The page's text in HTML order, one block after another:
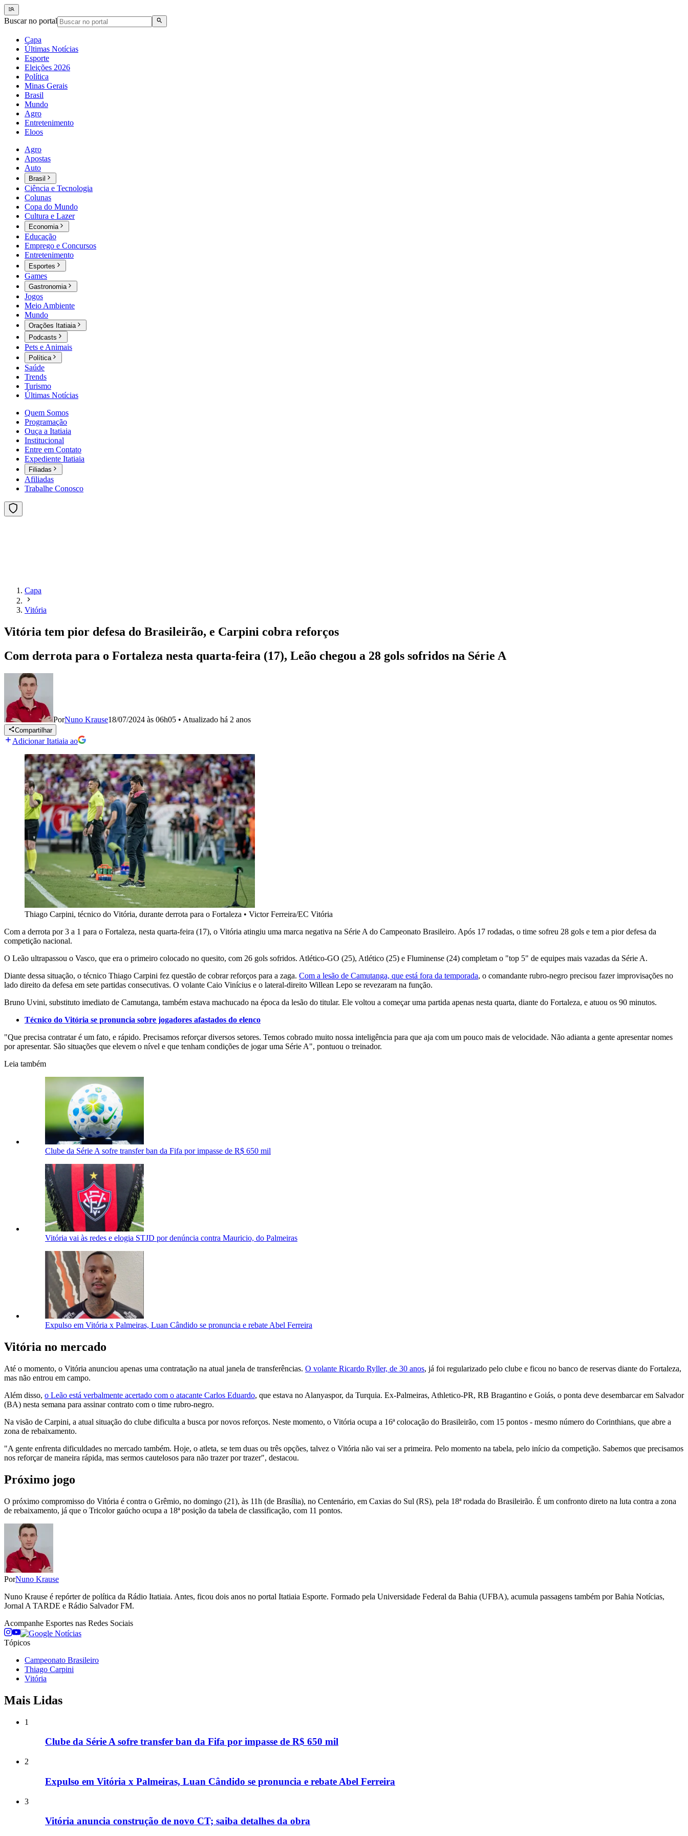
Buscar no portal
Capa
Últimas Notícias
Esporte
Eleições 2026
Política
Minas Gerais
Brasil
Mundo
Agro
Entretenimento
Eloos
Agro
Apostas
Auto
Brasil
Ciência e Tecnologia
Colunas
Copa do Mundo
Cultura e Lazer
Economia
Educação
Emprego e Concursos
Entretenimento
Esportes
Games
Gastronomia
Jogos
Meio Ambiente
Mundo
Orações Itatiaia
Podcasts
Pets e Animais
Política
Saúde
Trends
Turismo
Últimas Notícias
Quem Somos
Programação
Ouça a Itatiaia
Institucional
Entre em Contato
Expediente Itatiaia
Filiadas
Afiliadas
Trabalhe Conosco
Capa
Vitória
Vitória tem pior defesa do Brasileirão, e Carpini cobra reforços
Com derrota para o Fortaleza nesta quarta-feira (17), Leão chegou a 28 gols sofridos na Série A
PorNuno Krause18/07/2024 às 06h05 • Atualizado há 2 anos
Compartilhar
Adicionar Itatiaia ao
Thiago Carpini, técnico do Vitória, durante derrota para o Fortaleza • Victor Ferreira/EC Vitória
Com a derrota por 3 a 1 para o Fortaleza, nesta quarta-feira (17), o Vitória atingiu uma marca negativa na Série A do Campeonato Brasileiro. Após 17 rodadas, o time sofreu 28 gols e tem a pior defesa da
competição nacional.
O Leão ultrapassou o Vasco, que era o primeiro colocado no quesito, com 26 gols sofridos. Atlético-GO (25), Atlético (25) e Fluminense (24) completam o "top 5" de equipes mais vazadas da Série A.
Diante dessa situação, o técnico Thiago Carpini fez questão de cobrar reforços para a zaga. Com a lesão de Camutanga, que está fora da temporada, o comandante rubro-negro precisou fazer improvisações no
lado direito da defesa em sete partidas consecutivas. O volante Caio Vinícius e o lateral-direito Willean Lepo se revezaram na função.
Bruno Uvini, substituto imediato de Camutanga, também estava machucado na época da lesão do titular. Ele voltou a começar uma partida apenas nesta quarta, diante do Fortaleza, e atuou os 90 minutos.
Técnico do Vitória se pronuncia sobre jogadores afastados do elenco
"Que precisa contratar é um fato, e rápido. Precisamos reforçar diversos setores. Temos cobrado muito nossa inteligência para que aja com um pouco mais de velocidade. Não adianta a gente apresentar nomes
por apresentar. São situações que elevem o nível e que tenham condições de jogar uma Série A", pontuou o treinador.
Leia também
Clube da Série A sofre transfer ban da Fifa por impasse de R$ 650 mil
Vitória vai às redes e elogia STJD por denúncia contra Mauricio, do Palmeiras
Expulso em Vitória x Palmeiras, Luan Cândido se pronuncia e rebate Abel Ferreira
Vitória no mercado
Até o momento, o Vitória anunciou apenas uma contratação na atual janela de transferências. O volante Ricardo Ryller, de 30 anos, já foi regularizado pelo clube e ficou no banco de reservas diante do Fortaleza,
mas não entrou em campo.
Além disso, o Leão está verbalmente acertado com o atacante Carlos Eduardo, que estava no Alanyaspor, da Turquia. Ex-Palmeiras, Athletico-PR, RB Bragantino e Goiás, o ponta deve desembarcar em Salvador
(BA) nesta semana para assinar contrato com o time rubro-negro.
Na visão de Carpini, a atual situação do clube dificulta a busca por novos reforços. Neste momento, o Vitória ocupa a 16ª colocação do Brasileirão, com 15 pontos - mesmo número do Corinthians, que abre a
zona de rebaixamento.
"A gente enfrenta dificuldades no mercado também. Hoje, o atleta, se tem duas ou três opções, talvez o Vitória não vai ser a primeira. Pelo momento na tabela, pelo início da competição. Sabemos que precisamos
nos reforçar de maneira rápida, mas sermos cautelosos para não trazer por trazer", destacou.
Próximo jogo
O próximo compromisso do Vitória é contra o Grêmio, no domingo (21), às 11h (de Brasília), no Centenário, em Caxias do Sul (RS), pela 18ª rodada do Brasileirão. É um confronto direto na luta contra a zona
de rebaixamento, já que o Tricolor gaúcho ocupa a 18ª posição da tabela de classificação, com 11 pontos.
PorNuno Krause
Nuno Krause é repórter de política da Rádio Itatiaia. Antes, ficou dois anos no portal Itatiaia Esporte. Formado pela Universidade Federal da Bahia (UFBA), acumula passagens também por Bahia Notícias,
Jornal A TARDE e Rádio Salvador FM.
Acompanhe Esportes nas Redes Sociais
Tópicos
Campeonato Brasileiro
Thiago Carpini
Vitória
Mais Lidas
1
Clube da Série A sofre transfer ban da Fifa por impasse de R$ 650 mil
2
Expulso em Vitória x Palmeiras, Luan Cândido se pronuncia e rebate Abel Ferreira
3
Vitória anuncia construção de novo CT; saiba detalhes da obra